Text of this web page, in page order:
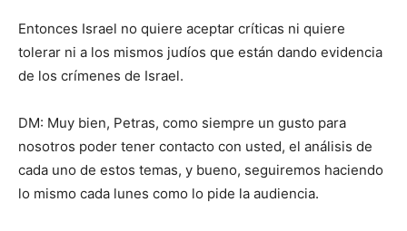
Entonces Israel no quiere aceptar críticas ni quiere
tolerar ni a los mismos judíos que están dando evidencia
de los crímenes de Israel.
DM: Muy bien, Petras, como siempre un gusto para
nosotros poder tener contacto con usted, el análisis de
cada uno de estos temas, y bueno, seguiremos haciendo
lo mismo cada lunes como lo pide la audiencia.